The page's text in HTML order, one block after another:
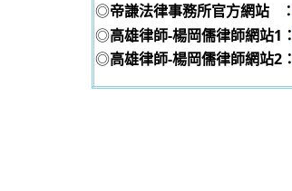
◎帝謙法律事務所官方網站 ：
◎高雄律師-楊岡儒律師網站1：
◎高雄律師-楊岡儒律師網站2：